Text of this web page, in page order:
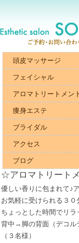
頭皮マッサージ
フェイシャル
アロマトリートメン
痩身エステ
ブライダル
アクセス
ブログ
☆アロマトリート
優しい香りに包まれて♪
お気軽に受けられる３
ちょっとした時間でリラ
背中→脚の背面（デコ
（３名様）